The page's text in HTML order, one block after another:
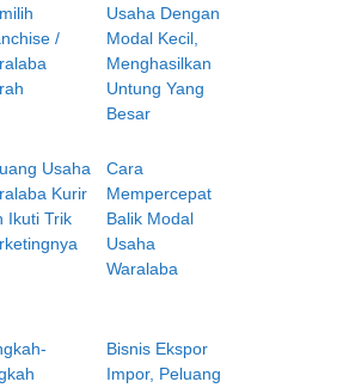
/
Usaha Dengan
Modal Kecil,
Menghasilkan
Untung Yang
Besar
Usaha
Kurir
Ikuti Trik
Cara
Mempercepat
Balik Modal
Usaha
Waralaba
Bisnis Ekspor
Impor, Peluang